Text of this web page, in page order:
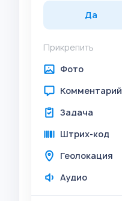
Да
Прикрепить
Фото
Комментарий
Задача
Штрих-код
Геолокация
Аудио